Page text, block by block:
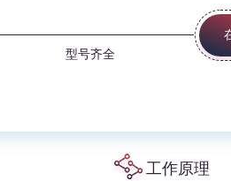
型号齐全
工作原理